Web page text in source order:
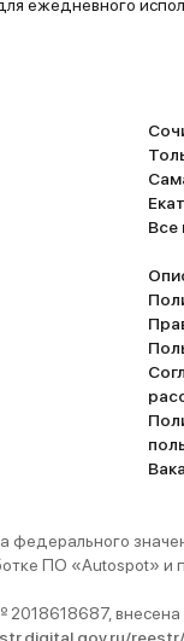
ежедневного
Все
федерального
ПО «Autospot» и
внесена